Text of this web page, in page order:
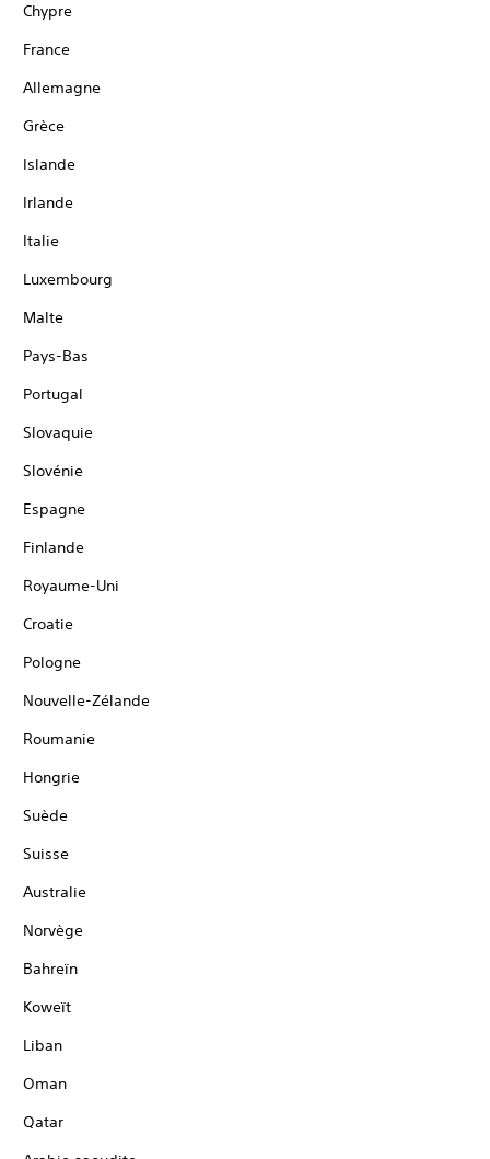
Chypre
France
Allemagne
Grèce
Islande
Irlande
Italie
Luxembourg
Malte
Pays-Bas
Portugal
Slovaquie
Slovénie
Espagne
Finlande
Royaume-Uni
Croatie
Pologne
Nouvelle-Zélande
Roumanie
Hongrie
Suède
Suisse
Australie
Norvège
Bahreïn
Koweït
Liban
Oman
Qatar